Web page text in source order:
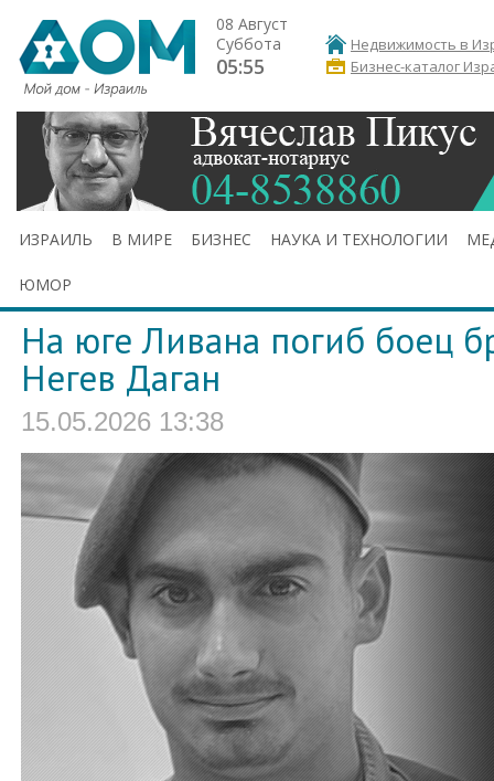
08 Август
Суббота
05:55
Недвижимость в
Бизнес-каталог
ИЗРАИЛЬ В МИРЕ БИЗНЕС НАУКА И ТЕХНОЛОГИИ
ЮМОР
На юге Ливана погиб боец
Негев Даган
15.05.2026 13:38